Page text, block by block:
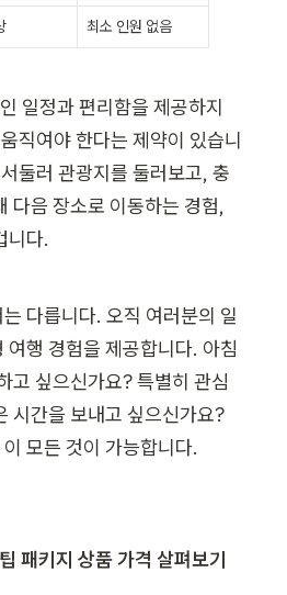
최소 인원 없음
일정과 편리함을 제공하지
직여야 한다는 제약이 있습니
둘러 관광지를 둘러보고, 충
다음 장소로 이동하는 경험,
니다.
다릅니다. 오직 여러분의 일
여행 경험을 제공합니다. 아침
고 싶으신가요? 특별히 관심
시간을 보내고 싶으신가요?
모든 것이 가능합니다.
패키지 상품 가격 살펴보기